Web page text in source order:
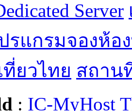
Server
รแกรมจองห้อ
ที่ยวไทย สถาน